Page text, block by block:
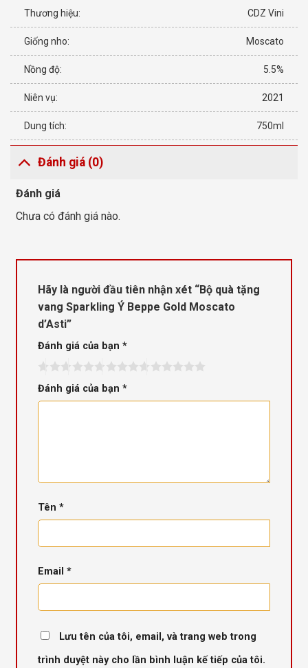
Thương hiệu: CDZ Vini
Giống nho: Moscato
Nồng độ: 5.5%
Niên vụ: 2021
Dung tích: 750ml
Đánh giá (0)
Đánh giá
Chưa có đánh giá nào.
Hãy là người đầu tiên nhận xét “Bộ quà tặng
vang Sparkling Ý Beppe Gold Moscato
d’Asti”
Đánh giá của bạn *
Đánh giá của bạn *
Tên *
Email *
Lưu tên của tôi, email, và trang web trong
trình duyệt này cho lần bình luận kế tiếp của tôi.